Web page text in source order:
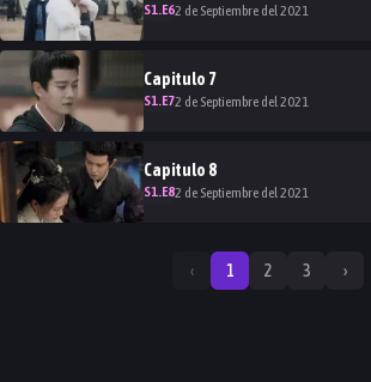
S1.E62 de Septiembre del 2021
Capitulo 7
S1.E72 de Septiembre del 2021
Capitulo 8
S1.E82 de Septiembre del 2021
‹ 1 2 3 ›